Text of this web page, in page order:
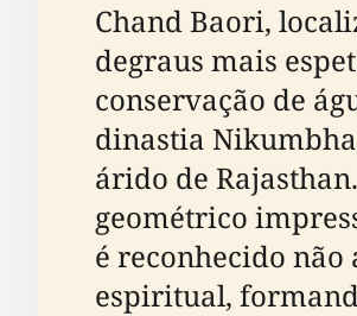
Chand Baori,
degraus mais
conservação de
dinastia
árido de
geométrico
é reconhecido
espiritual,